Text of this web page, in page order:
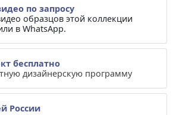
по запросу
образцов этой коллекции
в WhatsApp.
бесплатно
дизайнерскую программу
России